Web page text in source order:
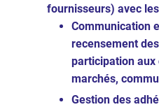
fournisseurs) avec
Communication
recensement
participation aux
marchés,
Gestion des